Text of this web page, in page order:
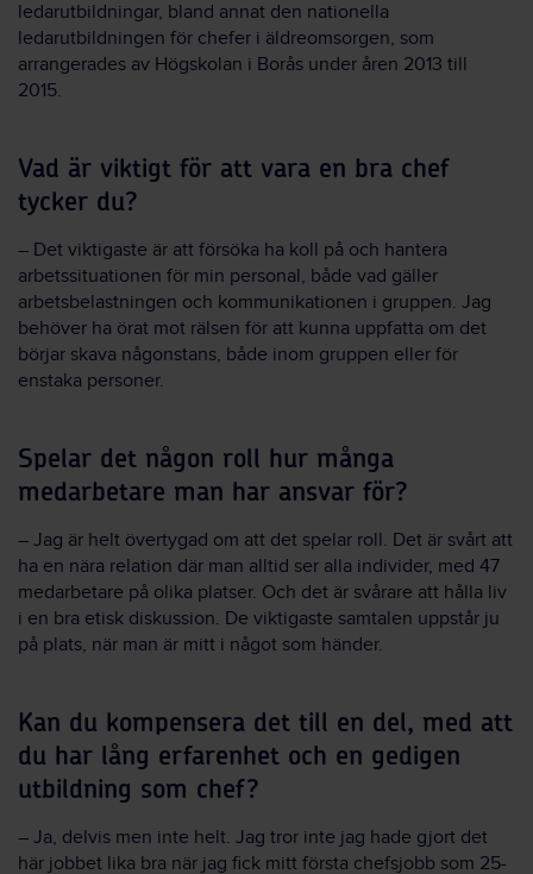
ledarutbildningar, bland annat den nationella
ledarutbildningen för chefer i äldreomsorgen, som
arrangerades av Högskolan i Borås under åren 2013 till
2015.
Vad är viktigt för att vara en bra chef
tycker du?
– Det viktigaste är att försöka ha koll på och hantera
arbetssituationen för min personal, både vad gäller
arbetsbelastningen och kommunikationen i gruppen. Jag
behöver ha örat mot rälsen för att kunna uppfatta om det
börjar skava någonstans, både inom gruppen eller för
enstaka personer.
Spelar det någon roll hur många
medarbetare man har ansvar för?
– Jag är helt övertygad om att det spelar roll. Det är svårt att
ha en nära relation där man alltid ser alla individer, med 47
medarbetare på olika platser. Och det är svårare att hålla liv
i en bra etisk diskussion. De viktigaste samtalen uppstår ju
på plats, när man är mitt i något som händer.
Kan du kompensera det till en del, med att
du har lång erfarenhet och en gedigen
utbildning som chef?
– Ja, delvis men inte helt. Jag tror inte jag hade gjort det
här jobbet lika bra när jag fick mitt första chefsjobb som 25-